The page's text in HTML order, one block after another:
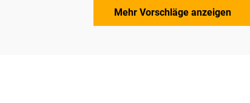
Mehr Vorschläge anzeigen